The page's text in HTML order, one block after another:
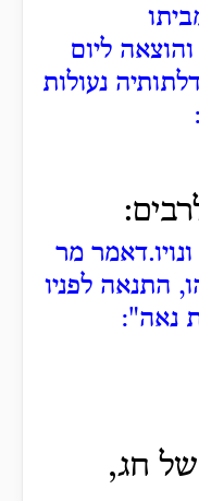
ליום
נעולות
דאמר מר
התנאה לפניו
נאה":
של חג,